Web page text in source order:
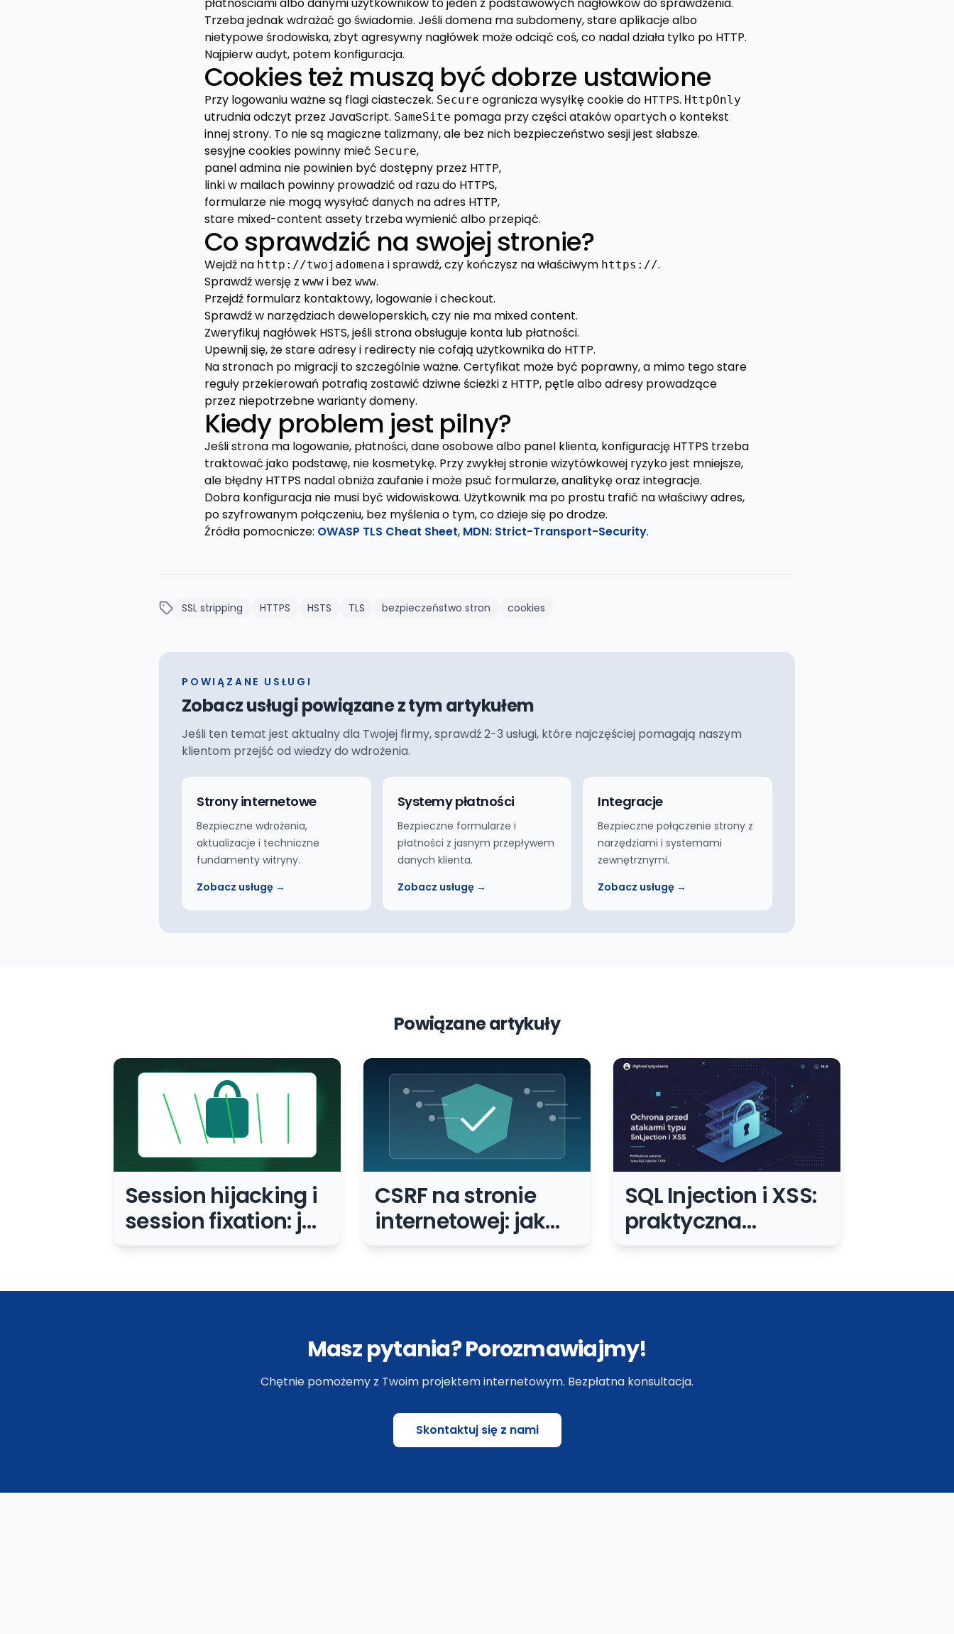
Trzeba jednak wdrażać go świadomie. Jeśli domena ma subdomeny, stare aplikacje albo
nietypowe środowiska, zbyt agresywny nagłówek może odciąć coś, co nadal działa tylko po HTTP.
Najpierw audyt, potem konfiguracja.
Cookies też muszą być dobrze ustawione
Przy logowaniu ważne są flagi ciasteczek. Secure ogranicza wysyłkę cookie do HTTPS. HttpOnly
utrudnia odczyt przez JavaScript. SameSite pomaga przy części ataków opartych o kontekst
innej strony. To nie są magiczne talizmany, ale bez nich bezpieczeństwo sesji jest słabsze.
sesyjne cookies powinny mieć Secure,
panel admina nie powinien być dostępny przez HTTP,
linki w mailach powinny prowadzić od razu do HTTPS,
formularze nie mogą wysyłać danych na adres HTTP,
stare mixed-content assety trzeba wymienić albo przepiąć.
Co sprawdzić na swojej stronie?
Wejdź na http://twojadomena i sprawdź, czy kończysz na właściwym https://.
Sprawdź wersję z www i bez www.
Przejdź formularz kontaktowy, logowanie i checkout.
Sprawdź w narzędziach deweloperskich, czy nie ma mixed content.
Zweryfikuj nagłówek HSTS, jeśli strona obsługuje konta lub płatności.
Upewnij się, że stare adresy i redirecty nie cofają użytkownika do HTTP.
Na stronach po migracji to szczególnie ważne. Certyfikat może być poprawny, a mimo tego stare
reguły przekierowań potrafią zostawić dziwne ścieżki z HTTP, pętle albo adresy prowadzące
przez niepotrzebne warianty domeny.
Kiedy problem jest pilny?
Jeśli strona ma logowanie, płatności, dane osobowe albo panel klienta, konfigurację HTTPS trzeba
traktować jako podstawę, nie kosmetykę. Przy zwykłej stronie wizytówkowej ryzyko jest mniejsze,
ale błędny HTTPS nadal obniża zaufanie i może psuć formularze, analitykę oraz integracje.
Dobra konfiguracja nie musi być widowiskowa. Użytkownik ma po prostu trafić na właściwy adres,
po szyfrowanym połączeniu, bez myślenia o tym, co dzieje się po drodze.
Źródła pomocnicze: OWASP TLS Cheat Sheet, MDN: Strict-Transport-Security.
SSL stripping HTTPS HSTS TLS bezpieczeństwo stron cookies
POWIĄZANE USŁUGI
Zobacz usługi powiązane z tym artykułem
Jeśli ten temat jest aktualny dla Twojej firmy, sprawdź 2-3 usługi, które najczęściej pomagają naszym
klientom przejść od wiedzy do wdrożenia.
Strony internetowe
Bezpieczne wdrożenia,
aktualizacje i techniczne
fundamenty witryny.
Zobacz usługę →
Systemy płatności
Bezpieczne formularze i
płatności z jasnym przepływem
danych klienta.
Zobacz usługę →
Integracje
Bezpieczne połączenie strony z
narzędziami i systemami
zewnętrznymi.
Zobacz usługę →
Powiązane artykuły
Session hijacking i
session fixation: jak
chronić logowanie
CSRF na stronie
internetowej: jak
zabezpieczyć
koszyk
SQL Injection i XSS:
praktyczna
ochrona
API
Masz pytania? Porozmawiajmy!
Chętnie pomożemy z Twoim projektem internetowym. Bezpłatna konsultacja.
Skontaktuj się z nami